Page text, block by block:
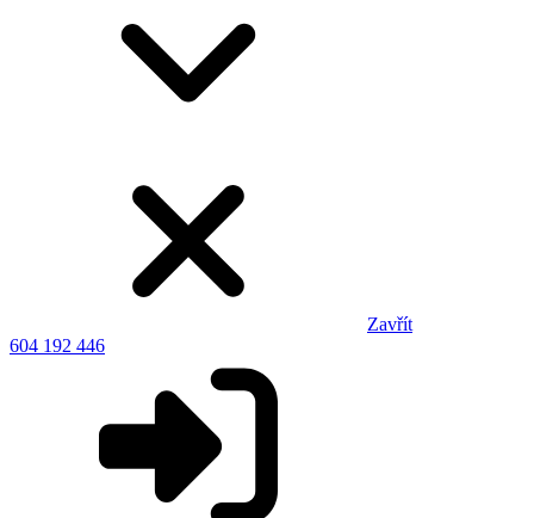
Zavřít
604 192 446